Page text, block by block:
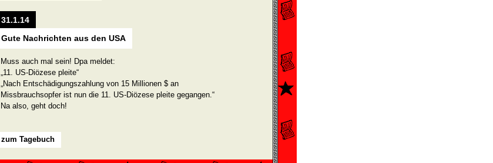
31.1.14
Gute Nachrichten aus den USA
Muss auch mal sein! Dpa meldet:
„11. US-Diözese pleite“
„Nach Entschädigungszahlung von 15 Millionen $ an
Missbrauchsopfer ist nun die 11. US-Diözese pleite gegangen.“
Na also, geht doch!
zum Tagebuch